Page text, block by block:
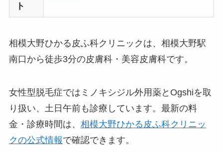
ト
相模大野ひかる皮ふ科クリニックは、相模大野駅
南口から徒歩3分の皮膚科・美容皮膚科です。
女性型脱毛症ではミノキシジル外用薬とOgshiを取
り扱い、土日午前も診療しています。最新の料
金・診療時間は、 相模大野ひかる皮ふ科クリニッ
クの公式情報で確認できます。